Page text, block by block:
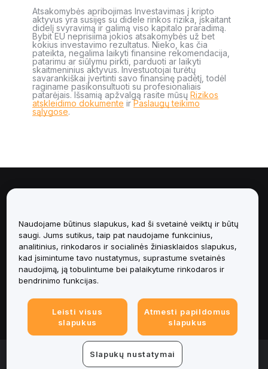
Atsakomybės apribojimas Investavimas į kripto
aktyvus yra susijęs su didele rinkos rizika, įskaitant
didelį svyravimą ir galimą viso kapitalo praradimą.
Bybit EU neprisiima jokios atsakomybės už bet
kokius investavimo rezultatus. Nieko, kas čia
pateikta, negalima laikyti finansine rekomendacija,
patarimu ar siūlymu pirkti, parduoti ar laikyti
skaitmeninius aktyvus. Investuotojai turėtų
savarankiškai įvertinti savo finansinę padėtį, todėl
raginame pasikonsultuoti su profesionaliais
patarėjais. Išsamią apžvalgą rasite mūsų Rizikos
atskleidimo dokumente irPaslaugų teikimo
sąlygose.
Paslaugos
Pagalba
Produktai
Teisinė informacija
© 2025-2026 Bybit.eu. All rights reserved.
Naudojame būtinus slapukus, kad ši svetainė veiktų ir būtų
saugi. Jums sutikus, taip pat naudojame funkcinius,
analitinius, rinkodaros ir socialinės žiniasklaidos slapukus,
kad įsimintume tavo nustatymus, suprastume svetainės
naudojimą, ją tobulintume bei palaikytume rinkodaros ir
bendrinimo funkcijas.
Leisti visus
slapukus
Atmesti papildomus
slapukus
Slapukų nustatymai